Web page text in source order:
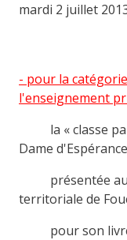
mardi 2 juillet
- pour la
l'enseignement
la « classe
Dame
présentée au
territoriale de
pour son livre